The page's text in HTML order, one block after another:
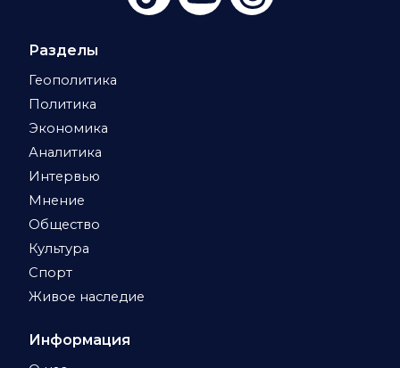
Разделы
Геополитика
Политика
Экономика
Аналитика
Интервью
Мнение
Общество
Культура
Спорт
Живое наследие
Информация